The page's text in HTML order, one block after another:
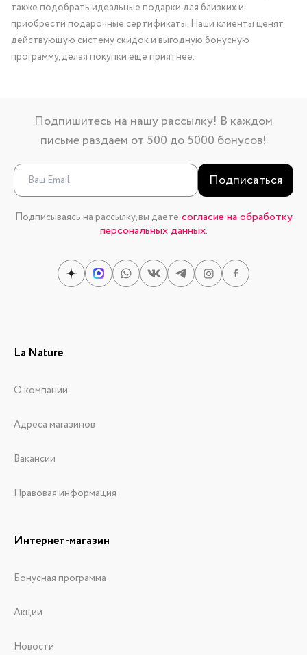
также подобрать идеальные подарки для близких и
приобрести подарочные сертификаты. Наши клиенты ценят
действующую систему скидок и выгодную бонусную
программу, делая покупки еще приятнее.
Подпишитесь на нашу рассылку! В каждом
письме раздаем от 500 до 5000 бонусов!
Подписаться
Подписываясь на рассылку, вы даете согласие на обработку
персональных данных.
La Nature
О компании
Адреса магазинов
Вакансии
Правовая информация
Интернет-магазин
Бонусная программа
Акции
Новости